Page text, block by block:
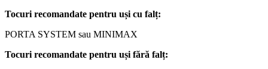
Tocuri recomandate pentru ușicu falț:
PORTA SYSTEM sau MINIMAX
Tocuri recomandate pentru uși fără falț: